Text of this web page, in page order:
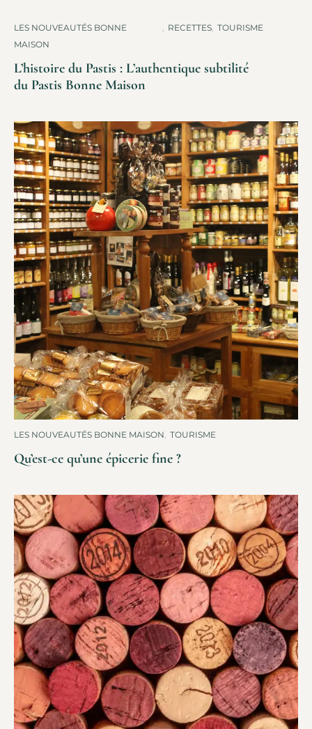
LES NOUVEAUTÉS BONNE
MAISON
RECETTES TOURISME
L’histoire du Pastis : L’authentique subtilité
du Pastis Bonne Maison
LES NOUVEAUTÉS BONNE MAISON, TOURISME
Qu’est-ce qu’une épicerie fine ?